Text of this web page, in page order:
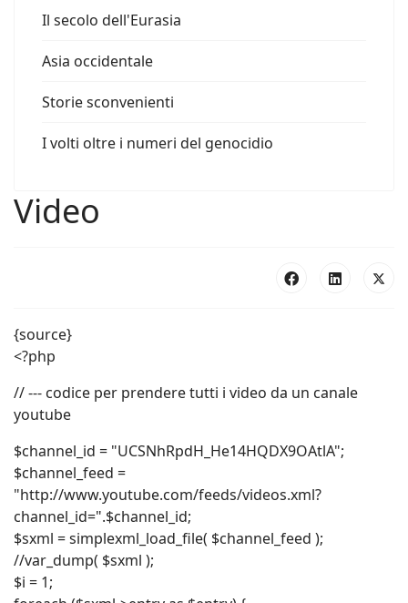
Il secolo dell'Eurasia
Asia occidentale
Storie sconvenienti
I volti oltre i numeri del genocidio
Video
{source}
<?php
// --- codice per prendere tutti i video da un canale
youtube
$channel_id = "UCSNhRpdH_He14HQDX9OAtlA";
$channel_feed =
"http://www.youtube.com/feeds/videos.xml?
channel_id=".$channel_id;
$sxml = simplexml_load_file( $channel_feed );
//var_dump( $sxml );
$i = 1;